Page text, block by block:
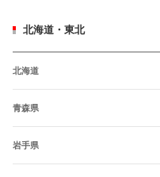
北海道・東北
北海道
青森県
岩手県